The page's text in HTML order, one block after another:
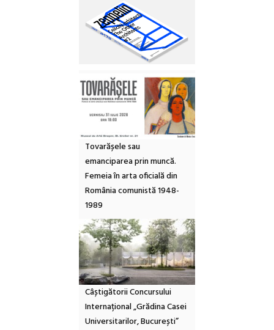
Tovarășele sau
emanciparea prin muncă.
Femeia în arta oficială din
România comunistă 1948-
1989
Câștigătorii Concursului
Internațional „Grădina Casei
Universitarilor, București”